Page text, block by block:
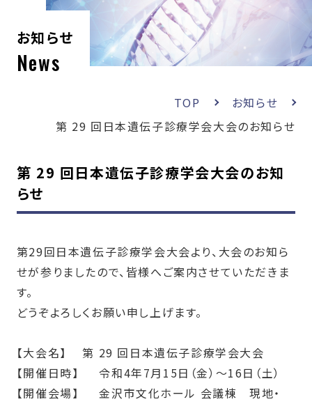
お知らせ
News
TOP
お知らせ
第 29 回日本遺伝子診療学会大会のお知らせ
第 29 回日本遺伝子診療学会大会のお知
らせ
第29回日本遺伝子診療学会大会より、大会のお知ら
せが参りましたので、皆様へご案内させていただきま
す。
どうぞよろしくお願い申し上げます。
【大会名】 第 29 回日本遺伝子診療学会大会
【開催日時】
令和4年7月 15日（金）～16日（土）
【開催会場】
金沢市文化ホール 会議棟 現地・